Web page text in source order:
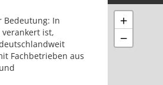
Bedeutung: In
ist,
Fachbetrieben aus
+
−